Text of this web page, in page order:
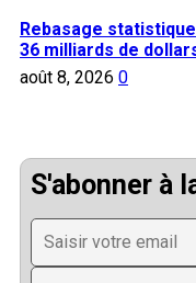
Rebasage
36 milliards de
août 8, 2026 0
S'abonner à